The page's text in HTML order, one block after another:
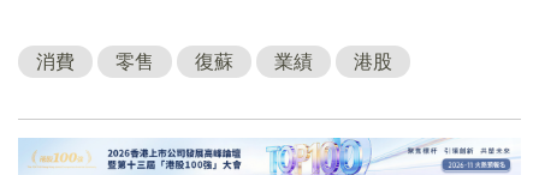
消費 零售 復蘇 業績 港股